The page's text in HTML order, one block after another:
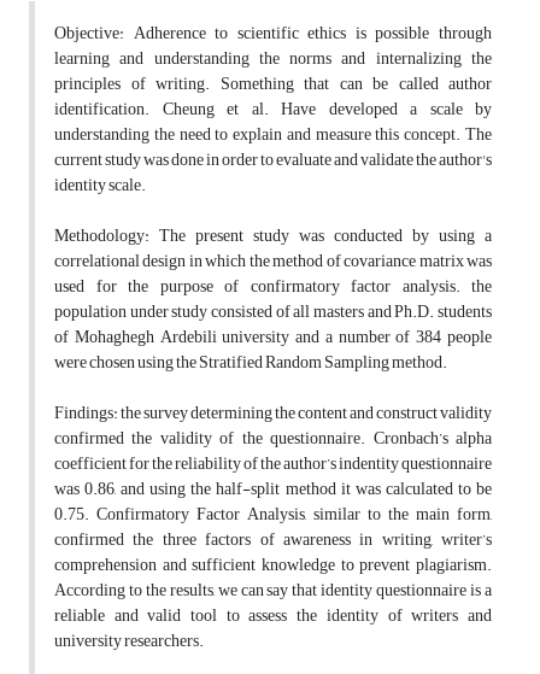
Objective: Adherence to scientific ethics is possible through
learning and understanding the norms and internalizing the
principles of writing. Something that can be called author
identification. Cheung et al. Have developed a scale by
understanding the need to explain and measure this concept. The
current study was done in order to evaluate and validate the author's
identity scale.
Methodology: The present study was conducted by using a
correlational design in which the method of covariance matrix was
used for the purpose of confirmatory factor analysis. the
population under study consisted of all masters and Ph.D. students
of Mohaghegh Ardebili university and a number of 384 people
were chosen using the Stratified Random Sampling method.
Findings: the survey determining the content and construct validity
confirmed the validity of the questionnaire. Cronbach’s alpha
coefficient for the reliability of the author’s indentity questionnaire
was 0.86, and using the half-split method it was calculated to be
0.75. Confirmatory Factor Analysis, similar to the main form,
confirmed the three factors of awareness in writing, writer’s
comprehension and sufficient knowledge to prevent plagiarism.
According to the results, we can say that identity questionnaire is a
reliable and valid tool to assess the identity of writers and
university researchers.